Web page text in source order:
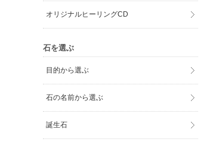
オリジナルヒーリングCD
石を選ぶ
目的から選ぶ
石の名前から選ぶ
誕生石